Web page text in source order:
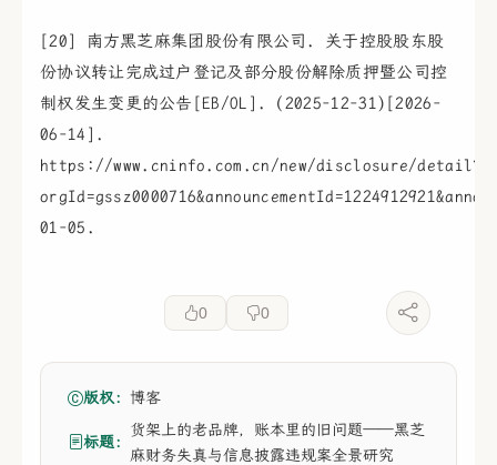
[20] 南方黑芝麻集团股份有限公司. 关于控股股东股
份协议转让完成过户登记及部分股份解除质押暨公司控
制权发生变更的公告[EB/OL]. (2025-12-31)[2026-
06-14].
https://www.cninfo.com.cn/new/disclosure/detail?
01-05.
0 0
版权： 博客
标题：
货架上的老品牌，账本里的旧问题——黑芝
麻财务失真与信息披露违规案全景研究